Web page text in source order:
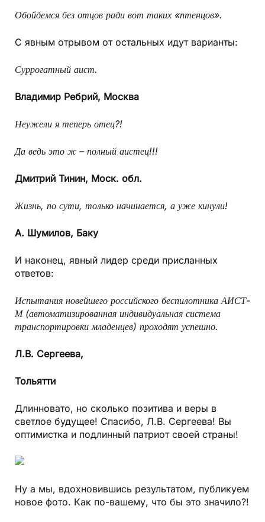
Обойдемся без отцов ради вот таких «птенцов».
С явным отрывом от остальных идут варианты:
Суррогатный аист.
Владимир Ребрий, Москва
Неужели я теперь отец?!
Да ведь это ж – полный аистец!!!
Дмитрий Тинин, Моск. обл.
Жизнь, по сути, только начинается, а уже кинули!
А. Шумилов, Баку
И наконец, явный лидер среди присланных
ответов:
Испытания новейшего российского беспилотника АИСТ-
М (автоматизированная индивидуальная система
транспортировки младенцев) проходят успешно.
Л.В. Сергеева,
Тольятти
Длинновато, но сколько позитива и веры в
светлое будущее! Спасибо, Л.В. Сергеева! Вы
оптимистка и подлинный патриот своей страны!
Ну а мы, вдохновившись результатом, публикуем
новое фото. Как по-вашему, что бы это значило?!